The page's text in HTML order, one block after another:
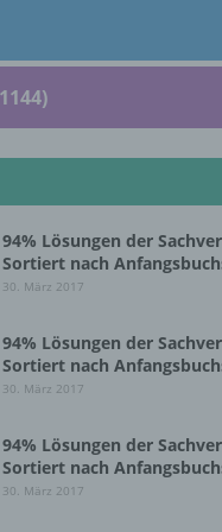
94% Lösungen der
Sortiert nach
30. März 2017
94% Lösungen der
Sortiert nach
30. März 2017
94% Lösungen der
Sortiert nach
30. März 2017
ist jeder mit oder
Verfahren
mit
das Erheben, das
das Ordnen, die
das Abfragen, die
durch
oder eine andere
den Abgleich oder
die Einschränkung,
der Verarbeitung
der Verarbeitung
gespeicherter
Daten mit